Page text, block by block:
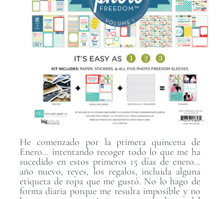
He comenzado por la primera quincena de
Enero… intentando recoger todo lo que me ha
sucedido en estos primeros 15 días de enero…
año nuevo, reyes, los regalos, incluida alguna
etiqueta de ropa que me gustó. No lo hago de
forma diaria porque me resulta imposible y no